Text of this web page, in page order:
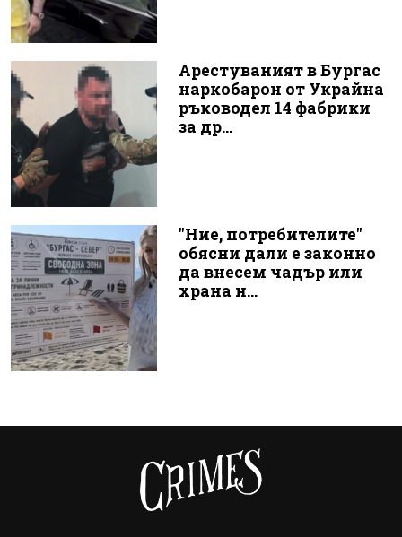
Арестуваният в Бургас
наркобарон от Украйна
ръководел 14 фабрики
за др...
"Ние, потребителите"
обясни дали е законно
да внесем чадър или
храна н...